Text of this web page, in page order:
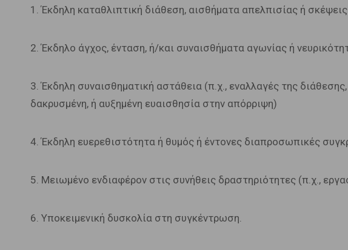
1. Έκδηλη καταθλιπτική διάθεση, αισθήματα απελπισίας ή
2. Έκδηλο άγχος, ένταση, ή/και συναισθήματα αγωνίας ή
3. Έκδηλη συναισθηματική αστάθεια (π.χ., εναλλαγές της
δακρυσμένη, ή αυξημένη ευαισθησία στην απόρριψη)
4. Έκδηλη ευερεθιστότητα ή θυμός ή έντονες διαπροσωπικές
5. Μειωμένο ενδιαφέρον στις συνήθεις δραστηριότητες (π.χ.,
6. Υποκειμενική δυσκολία στη συγκέντρωση.